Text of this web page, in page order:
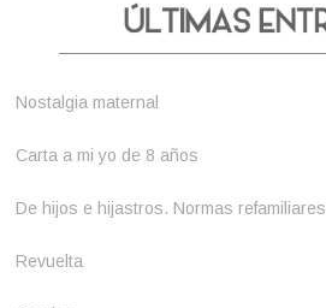
Nostalgia maternal
Carta a mi yo de 8 años
De hijos e hijastros. Normas refamiliares
Revuelta